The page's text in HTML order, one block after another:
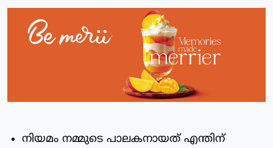
നിയമം നമ്മുടെ പാലകനായത് എന്തിന്